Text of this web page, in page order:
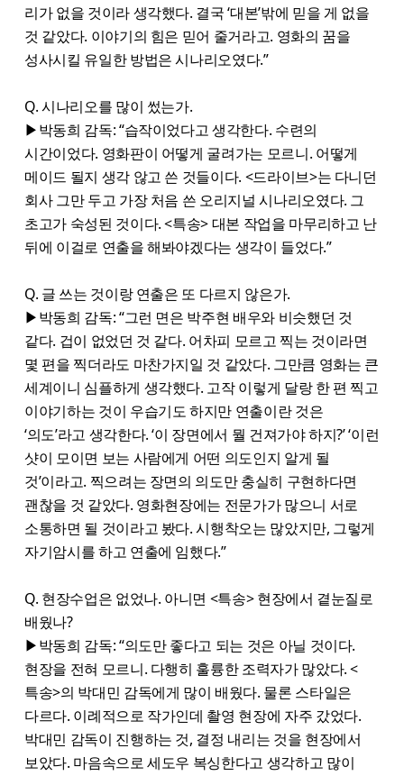
리가 없을 것이라 생각했다. 결국 ‘대본’밖에 믿을 게 없을
것 같았다. 이야기의 힘은 믿어 줄거라고. 영화의 꿈을
성사시킬 유일한 방법은 시나리오였다.”
Q. 시나리오를 많이 썼는가.
▶박동희 감독: “습작이었다고 생각한다. 수련의
시간이었다. 영화판이 어떻게 굴려가는 모르니. 어떻게
메이드 될지 생각 않고 쓴 것들이다. <드라이브>는 다니던
회사 그만 두고 가장 처음 쓴 오리지널 시나리오였다. 그
초고가 숙성된 것이다. <특송> 대본 작업을 마무리하고 난
뒤에 이걸로 연출을 해봐야겠다는 생각이 들었다.”
Q. 글 쓰는 것이랑 연출은 또 다르지 않은가.
▶박동희 감독: “그런 면은 박주현 배우와 비슷했던 것
같다. 겁이 없었던 것 같다. 어차피 모르고 찍는 것이라면
몇 편을 찍더라도 마찬가지일 것 같았다. 그만큼 영화는 큰
세계이니 심플하게 생각했다. 고작 이렇게 달랑 한 편 찍고
이야기하는 것이 우습기도 하지만 연출이란 것은
‘의도’라고 생각한다. ‘이 장면에서 뭘 건져가야 하지?’ ‘이런
샷이 모이면 보는 사람에게 어떤 의도인지 알게 될
것’이라고. 찍으려는 장면의 의도만 충실히 구현하다면
괜찮을 것 같았다. 영화현장에는 전문가가 많으니 서로
소통하면 될 것이라고 봤다. 시행착오는 많았지만, 그렇게
자기암시를 하고 연출에 임했다.”
Q. 현장수업은 없었나. 아니면 <특송> 현장에서 곁눈질로
배웠나?
▶박동희 감독: “의도만 좋다고 되는 것은 아닐 것이다.
현장을 전혀 모르니. 다행히 훌륭한 조력자가 많았다. <
특송>의 박대민 감독에게 많이 배웠다. 물론 스타일은
다르다. 이례적으로 작가인데 촬영 현장에 자주 갔었다.
박대민 감독이 진행하는 것, 결정 내리는 것을 현장에서
보았다. 마음속으로 세도우 복싱한다고 생각하고 많이